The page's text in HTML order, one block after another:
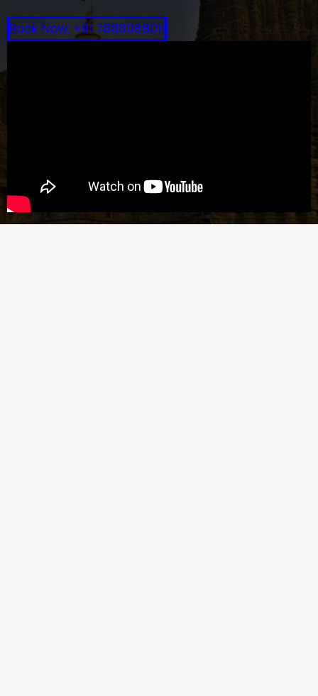
Book Now: +91 7888088011